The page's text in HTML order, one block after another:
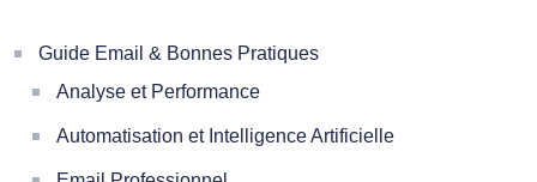
Guide Email & Bonnes Pratiques
Analyse et Performance
Automatisation et Intelligence Artificielle